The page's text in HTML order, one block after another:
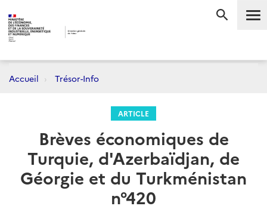
Accueil Trésor-Info
ARTICLE
Brèves économiques de
Turquie, d'Azerbaïdjan, de
Géorgie et du Turkménistan
n°420